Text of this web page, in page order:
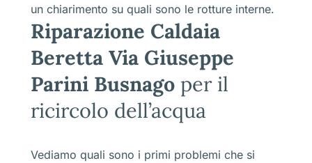
un chiarimento su quali sono le rotture interne.
Riparazione Caldaia
Beretta Via Giuseppe
Parini Busnago per il
ricircolo dell’acqua
Vediamo quali sono i primi problemi che si